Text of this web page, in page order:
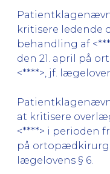
kritisere ledende
behandling af
den 21. april på
<****>, jf.
at kritisere
<****> i perioden
på
lægelovens § 6.